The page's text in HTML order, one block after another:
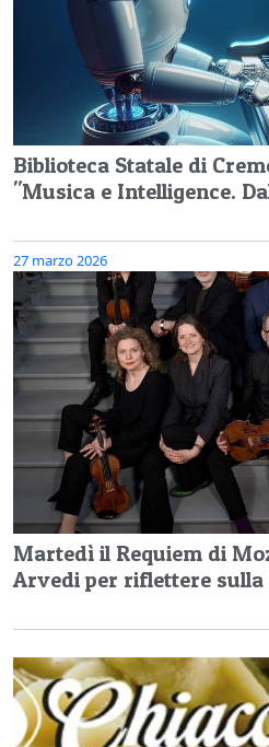
Biblioteca Statale di
"Musica e Intelligence.
27 marzo 2026
Martedì il Requiem di
Arvedi per riflettere sulla